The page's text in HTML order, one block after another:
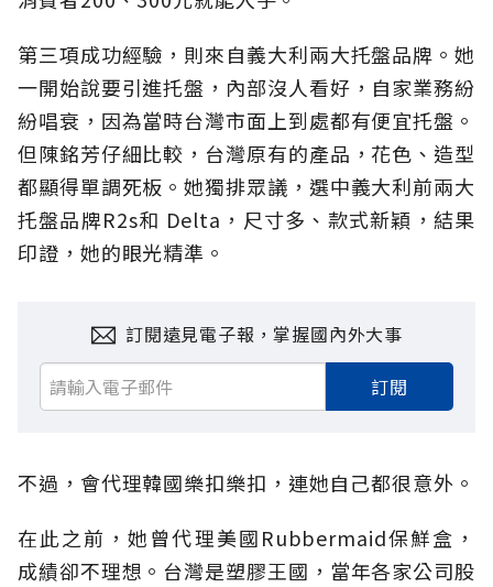
第三項成功經驗，則來自義大利兩大托盤品牌。她
一開始說要引進托盤，內部沒人看好，自家業務紛
紛唱衰，因為當時台灣市面上到處都有便宜托盤。
但陳銘芳仔細比較，台灣原有的產品，花色、造型
都顯得單調死板。她獨排眾議，選中義大利前兩大
托盤品牌R2s和 Delta，尺寸多、款式新穎，結果
印證，她的眼光精準。
訂閱遠見電子報，掌握國內外大事
訂閱
不過，會代理韓國樂扣樂扣，連她自己都很意外。
在此之前，她曾代理美國Rubbermaid保鮮盒，
成績卻不理想。台灣是塑膠王國，當年各家公司股